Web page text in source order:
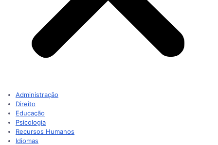
Administração
Direito
Educação
Psicologia
Recursos Humanos
Idiomas